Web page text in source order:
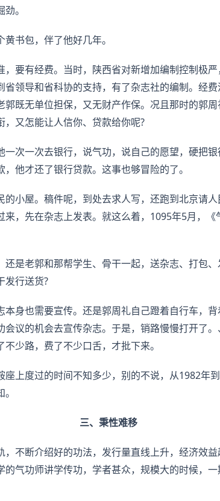
。
书包，伴了他好几年。
，要有经费。当时，陕西省对新增加编制控制极
省领导和省科协的支持，有了杂志社的编制。经
郭既无单位担保，又无财产作保。况且那时的郭
又怎能让人信你、贷款给你呢?
一次一次去银行，说气功，说自己的愿望，硬把
他才还了银行贷款。这事也够冒险的了。
的小屋。稿件呢，到处去求人写，还跑到北京请
来，先在杂志上发表。就这么着，1095年5月，
还是老郭和那帮学生、骨干一起，送杂志、打包
发行送货?
本身也需要宣传。还是郭周礼自己蹬着自行车，
议的机会去宣传杂志。于是，销路慢慢打开了。
少路，费了不少口舌，才批下来。
座上度过的时间不知多少，别的不说，从1982年
三、秉性难移
，不断介绍好的功法，发行量直线上升，经济效
的气功师讲学传功，学者甚众，规模大的时候，